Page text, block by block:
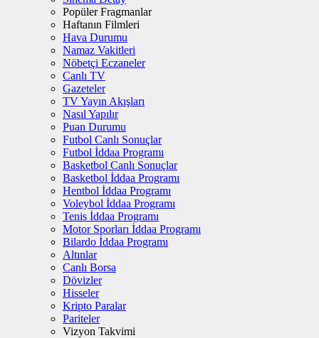
Popüler Fragmanlar
Haftanın Filmleri
Hava Durumu
Namaz Vakitleri
Nöbetçi Eczaneler
Canlı TV
Gazeteler
TV Yayın Akışları
Nasıl Yapılır
Puan Durumu
Futbol Canlı Sonuçlar
Futbol İddaa Programı
Basketbol Canlı Sonuçlar
Basketbol İddaa Programı
Hentbol İddaa Programı
Voleybol İddaa Programı
Tenis İddaa Programı
Motor Sporları İddaa Programı
Bilardo İddaa Programı
Altınlar
Canlı Borsa
Dövizler
Hisseler
Kripto Paralar
Pariteler
Vizyon Takvimi